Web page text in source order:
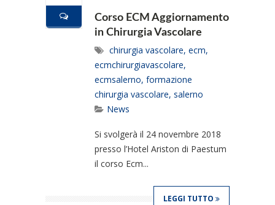
Corso ECM Aggiornamento
in Chirurgia Vascolare
chirurgia vascolare, ecm,
ecmchirurgiavascolare,
ecmsalerno, formazione
chirurgia vascolare, salerno
News
Si svolgerà il 24 novembre 2018
presso l’Hotel Ariston di Paestum
il corso Ecm...
LEGGI TUTTO